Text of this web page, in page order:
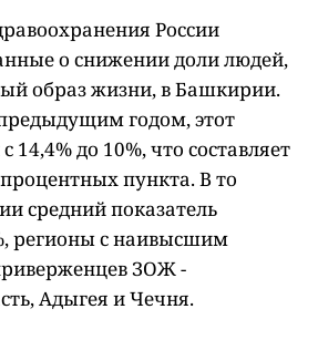
России
о снижении доли людей,
образ жизни, в Башкирии.
годом, этот
14,4% до 10%, что составляет
пункта. В то
средний показатель
регионы с наивысшим
ЗОЖ -
Адыгея и Чечня.